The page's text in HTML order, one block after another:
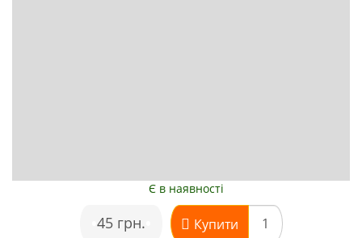
Є в наявності
45 грн. Купити